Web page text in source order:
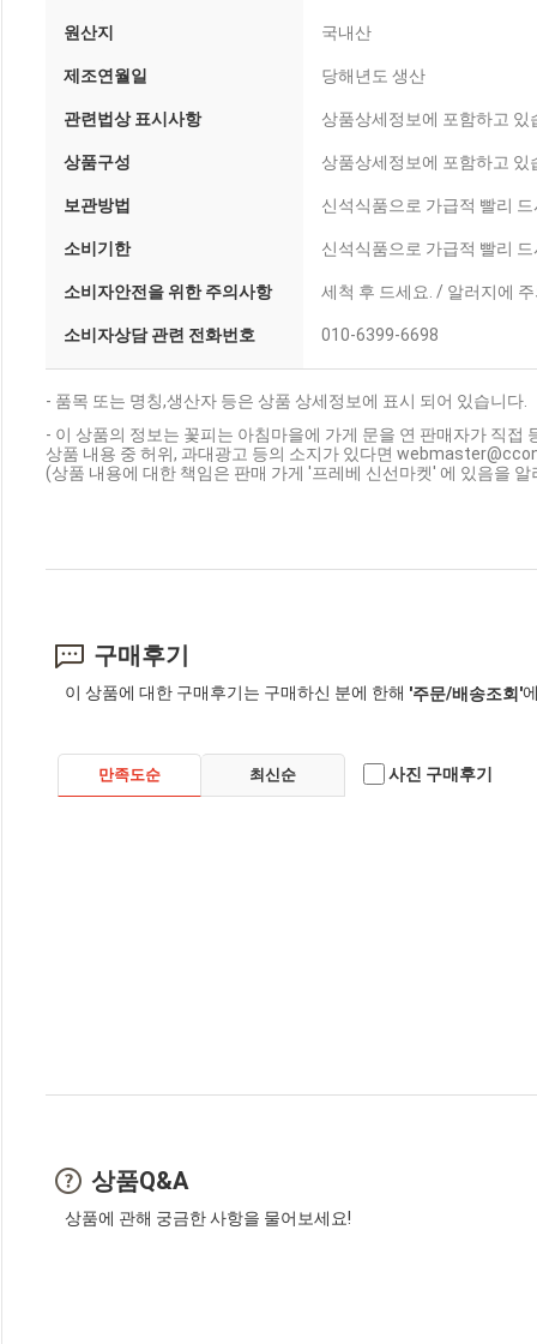
원산지 국내산
제조연월일 당해년도 생산
관련법상 표시사항 상품상세정보에 포함하고 있
상품구성 상품상세정보에 포함하고 있
보관방법 신석식품으로 가급적 빨리
소비기한 신석식품으로 가급적 빨리
소비자안전을 위한 주의사항 세척 후 드세요. / 알러지에
소비자상담 관련 전화번호 010-6399-6698
- 품목 또는 명칭,생산자 등은 상품 상세정보에 표시 되어 있습니다.
- 이 상품의 정보는 꽃피는 아침마을에 가게 문을 연 판매자가 직접
상품 내용 중 허위, 과대광고 등의 소지가 있다면
(상품 내용에 대한 책임은 판매 가게 '프레베 신선마켓' 에 있음을 알
구매후기
이 상품에 대한 구매후기는 구매하신 분에 한해 '주문/배송조회'
만족도순 최신순 사진 구매후기
상품Q&A
상품에 관해 궁금한 사항을 물어보세요!